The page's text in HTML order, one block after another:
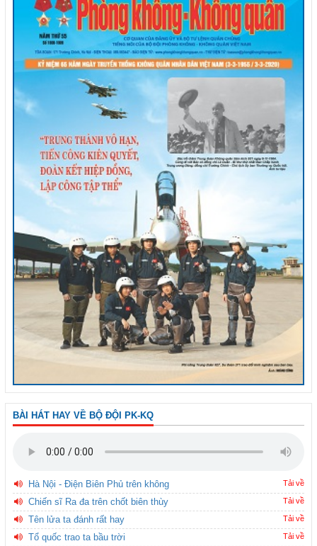
BÀI HÁT HAY VỀ BỘ ĐỘI PK-KQ
Hà Nội - Điện Biên Phủ trên không Tải về
Chiến sĩ Ra đa trên chốt biên thùy Tải về
Tên lửa ta đánh rất hay Tải về
Tổ quốc trao ta bầu trời Tải về